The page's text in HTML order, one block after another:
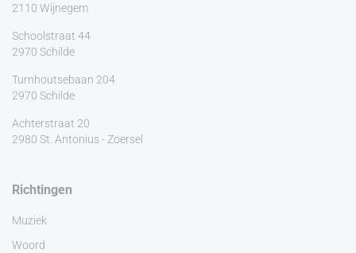
2110 Wijnegem
Schoolstraat 44
2970 Schilde
Turnhoutsebaan 204
2970 Schilde
Achterstraat 20
2980 St. Antonius - Zoersel
Richtingen
Muziek
Woord